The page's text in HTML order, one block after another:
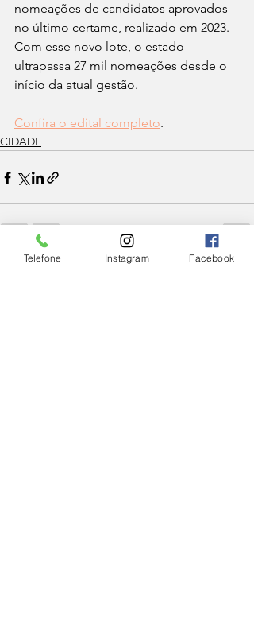
nomeações de candidatos aprovados
no último certame, realizado em 2023.
Com esse novo lote, o estado
ultrapassa 27 mil nomeações desde o
início da atual gestão.
Confira o edital completo.
CIDADE
Ver tudo
Telefone Instagram Facebook